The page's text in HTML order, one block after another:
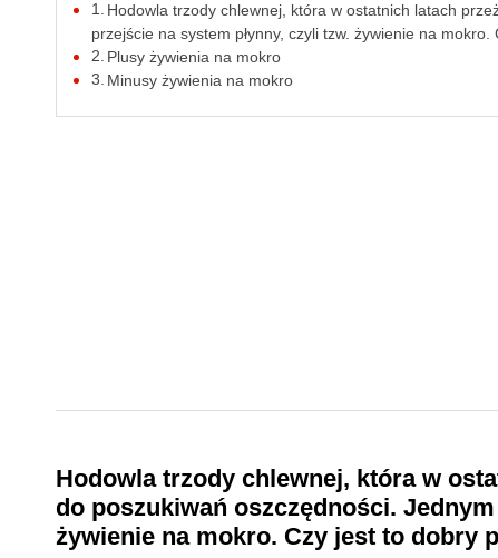
Hodowla trzody chlewnej, która w ostatnich latach
przejście na system płynny, czyli tzw. żywienie na mokro.
Plusy żywienia na mokro
Minusy żywienia na mokro
Hodowla trzody chlewnej, która w
do poszukiwań oszczędności.
żywienie na mokro. Czy jest to dobry